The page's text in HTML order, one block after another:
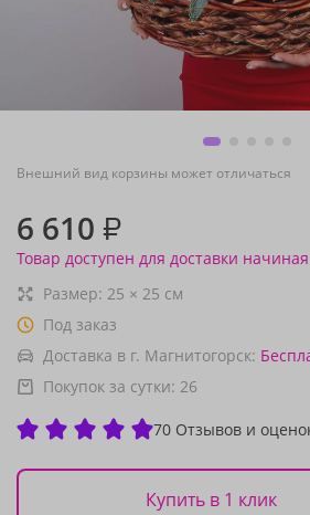
Внешний вид корзины может отличаться
6 610 ₽
Товар доступен для доставки
Размер: 25 × 25 см
Под заказ
Доставка в г. Магнитогорск:
Покупок за сутки: 26
70 Отзывов и
Купить в 1 клик